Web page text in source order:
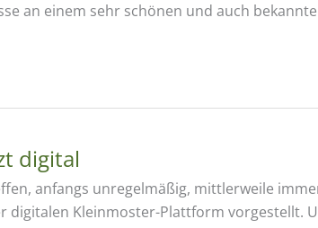
an einem sehr schönen und auch
digital
anfangs unregelmäßig, mittlerweile
digitalen Kleinmoster-Plattform vorgestellt.